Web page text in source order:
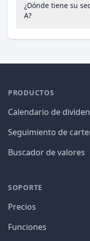
¿Dónde tiene su
A?
PRODUCTOS
Calendario de
Seguimiento de
Buscador de valores
SOPORTE
Precios
Funciones